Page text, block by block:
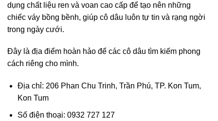
dụng chất liệu ren và voan cao cấp để tạo nên những
chiếc váy bồng bềnh, giúp cô dâu luôn tự tin và rạng ngời
trong ngày cưới.
Đây là địa điểm hoàn hảo để các cô dâu tìm kiếm phong
cách riêng cho mình.
Địa chỉ: 206 Phan Chu Trinh, Trần Phú, TP. Kon Tum,
Kon Tum
Số điện thoại: 0932 727 127